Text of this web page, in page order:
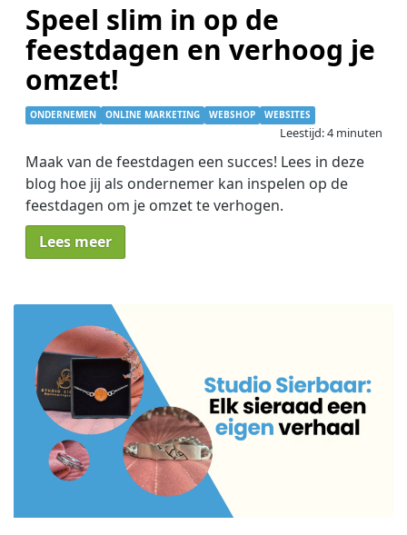
Speel slim in op de
feestdagen en verhoog je
omzet!
ONDERNEMEN ONLINE MARKETING WEBSHOP WEBSITES
Leestijd: 4 minuten
Maak van de feestdagen een succes! Lees in deze
blog hoe jij als ondernemer kan inspelen op de
feestdagen om je omzet te verhogen.
Lees meer